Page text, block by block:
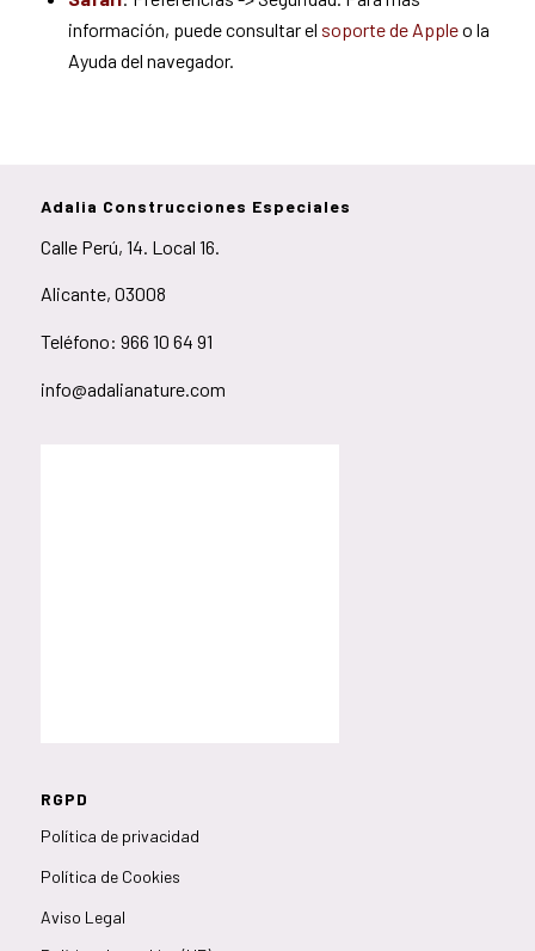
información, puede consultar el soporte de Appleo la
Ayuda del navegador.
Adalia Construcciones Especiales
Calle Perú, 14. Local 16.
Alicante, 03008
Teléfono: 966 10 64 91
info@adalianature.com
RGPD
Política de privacidad
Política de Cookies
Aviso Legal